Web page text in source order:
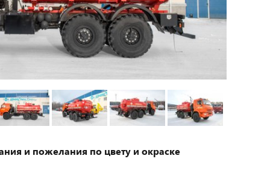
и пожелания по цвету и окраске